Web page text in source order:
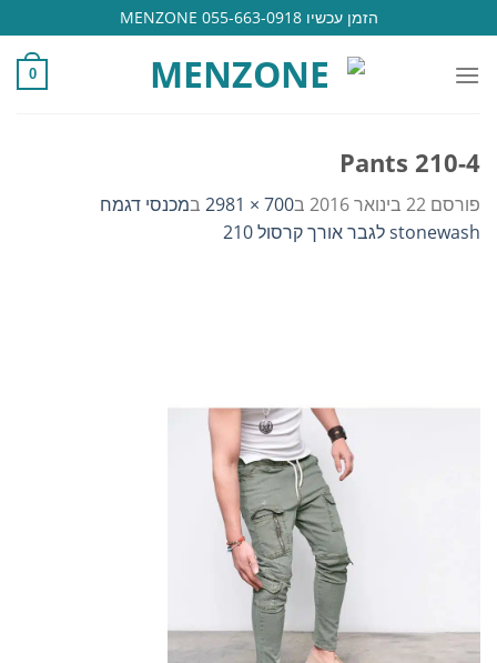
to
content
הזמן עכשיו 055-663-0918 MENZONE
0
Pants 210-4
פורסם 22 בינואר 2016 ב700 × 2981 במכנסי דגמח
stonewash לגבר אורך קרסול 210